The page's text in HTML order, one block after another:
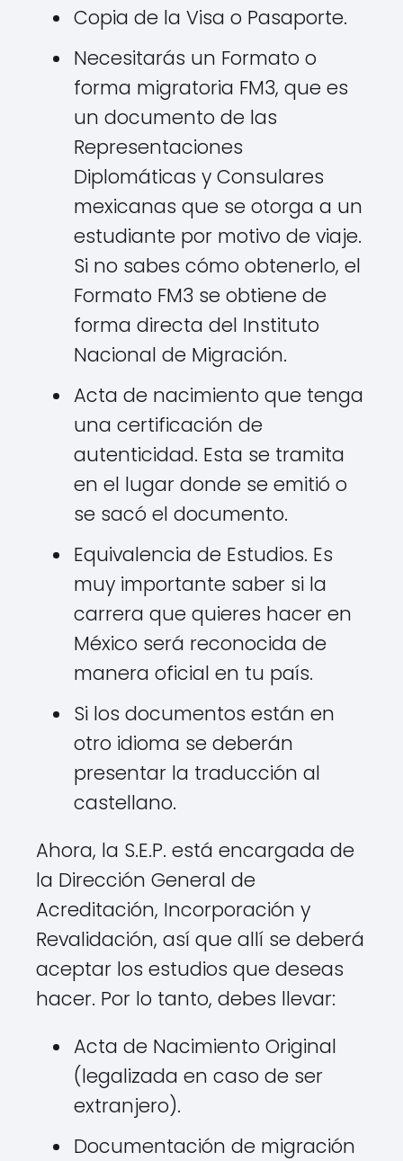
Copia de la Visa o Pasaporte.
Necesitarás un Formato o
forma migratoria FM3, que es
un documento de las
Representaciones
Diplomáticas y Consulares
mexicanas que se otorga a un
estudiante por motivo de viaje.
Si no sabes cómo obtenerlo, el
Formato FM3 se obtiene de
forma directa del Instituto
Nacional de Migración.
Acta de nacimiento que tenga
una certificación de
autenticidad. Esta se tramita
en el lugar donde se emitió o
se sacó el documento.
Equivalencia de Estudios. Es
muy importante saber si la
carrera que quieres hacer en
México será reconocida de
manera oficial en tu país.
Si los documentos están en
otro idioma se deberán
presentar la traducción al
castellano.
Ahora, la S.E.P. está encargada de
la Dirección General de
Acreditación, Incorporación y
Revalidación, así que allí se deberá
aceptar los estudios que deseas
hacer. Por lo tanto, debes llevar:
Acta de Nacimiento Original
(legalizada en caso de ser
extranjero).
Documentación de migración